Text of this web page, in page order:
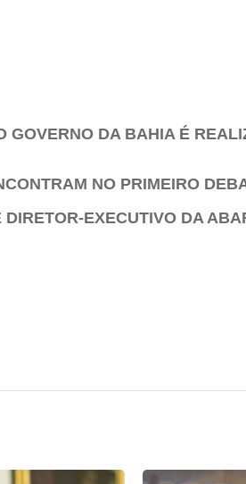
GOVERNO DA BAHIA É
NO PRIMEIRO
EXECUTIVO DA